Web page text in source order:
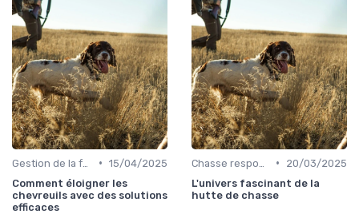
• 15/04/2025
Comment éloigner les
chevreuils avec des solutions
efficaces
•
20/03/2025
L'univers fascinant de la
hutte de chasse